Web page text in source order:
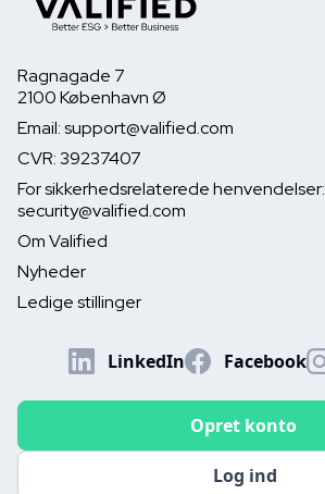
Ragnagade 7
2100 København Ø
Email: support@valified.com
CVR: 39237407
For sikkerhedsrelaterede henvendelser:
security@valified.com
Om Valified
Nyheder
Ledige stillinger
LinkedIn Facebook
Log ind
Opret konto